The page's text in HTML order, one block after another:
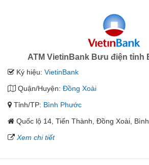
ATM VietinBank Bưu điện tỉnh
Ký hiệu: VietinBank
Quận/Huyện: Đồng Xoài
Tỉnh/TP: Bình Phước
Quốc lộ 14, Tiến Thành, Đồng Xoài,
Xem chi tiết